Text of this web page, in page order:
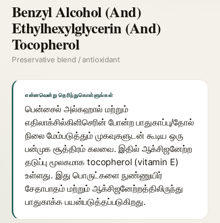
Benzyl Alcohol (And)
Ethylhexylglycerin (And)
Tocopherol
Preservative blend / antioxidant
என்னவென்று தெரிந்துகொள்ளுங்கள்
பென்சைல் அல்கஹால் மற்றும்
எதிலாக்சில்கிளிசெரின் போன்ற பாதுகாப்பு/தோல்
நிலை மேம்படுத்தும் முகவுகளுடன் கூடிய ஒரு
பன்முக சூத்திரம் கலவை. இதில் ஆக்சிஜனேற்ற
தடுப்பு மூலகமாக tocopherol (vitamin E)
உள்ளது. இது பொருட்களை நுண்ணுயிர்
சேதாபாதம் மற்றும் ஆக்சிஜனேற்றத்திலிருந்து
பாதுகாக்க பயன்படுத்தப்படுகிறது.